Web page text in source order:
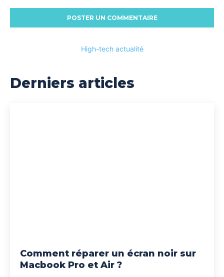
High-tech actualité
Derniers articles
Comment réparer un écran noir sur
Macbook Pro et Air ?